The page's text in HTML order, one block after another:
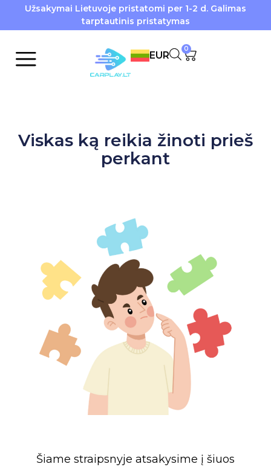
Užsakymai Lietuvoje pristatomi per 1-2 d. Galimas
tarptautinis pristatymas
EUR
0
Viskas ką reikia žinoti prieš
perkant
Šiame straipsnyje atsakysime į šiuos